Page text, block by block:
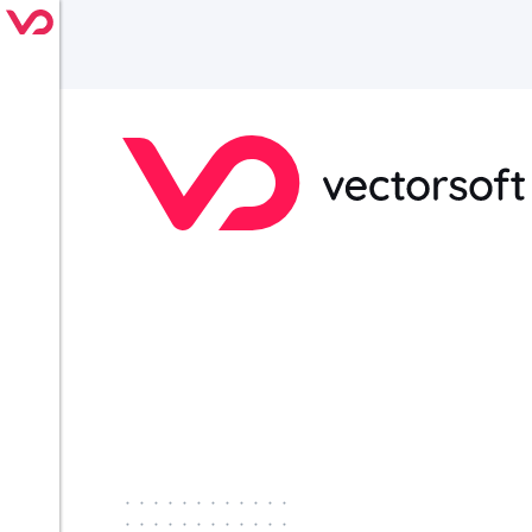
············
············